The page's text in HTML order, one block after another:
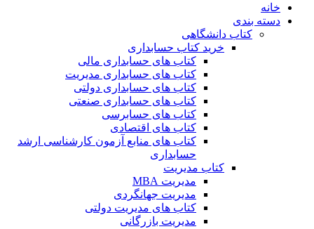
خانه
دسته بندی
کتاب دانشگاهی
خرید کتاب حسابداری
کتاب های حسابداری مالی
کتاب های حسابداری مدیریت
کتاب های حسابداری دولتی
کتاب های حسابداری صنعتی
کتاب های حسابرسی
کتاب های اقتصادی
کتاب های منابع آزمون کارشناسی ارشد
حسابداری
کتاب مدیریت
مدیریت MBA
مدیریت جهانگردی
کتاب های مدیریت دولتی
مدیریت بازرگانی